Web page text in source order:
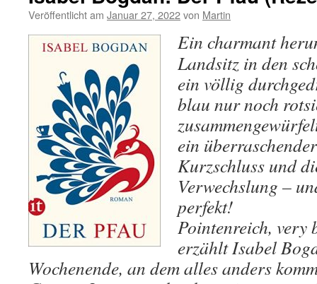
Veröffentlicht am Januar 27, 2022von Martin
Ein charmant
Landsitz in den
ein völlig
blau nur noch
ein
Kurzschluss und
Verwechslung –
perfekt!
Pointenreich, very
erzählt Isabel
Wochenende, an dem alles anders